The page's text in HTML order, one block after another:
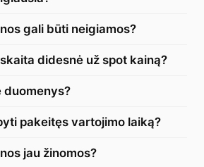
gali būti neigiamos?
didesnė už spot kainą?
duomenys?
pakeitęs vartojimo laiką?
jau žinomos?